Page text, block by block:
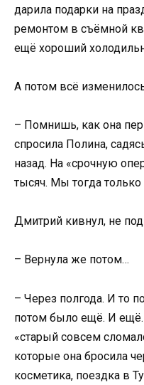
дарила подарки на
ремонтом в съёмной
ещё хороший
А потом всё
– Помнишь, как она
спросила Полина,
назад. На «срочную
тысяч. Мы тогда
Дмитрий кивнул, не
– Вернула же потом…
– Через полгода. И то
потом было ещё. И
«старый совсем
которые она бросила
косметика, поездка в